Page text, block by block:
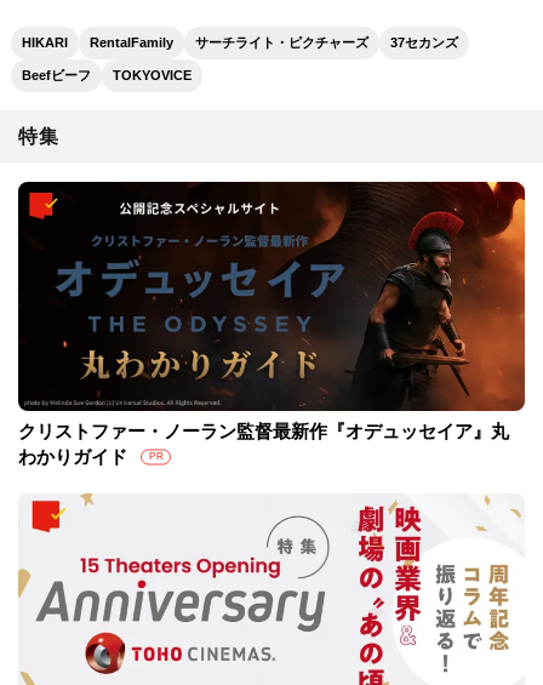
HIKARI RentalFamily サーチライト・ピクチャーズ 37セカンズ
Beefビーフ TOKYOVICE
特集
クリストファー・ノーラン監督最新作『オデュッセイア』丸
わかりガイド
PR